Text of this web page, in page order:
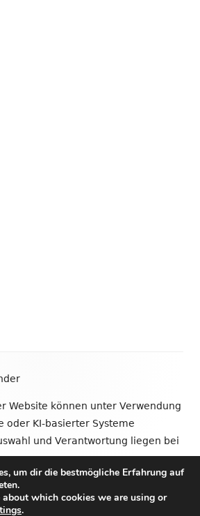
Website können unter Verwendung
oder KI-basierter Systeme
und Verantwortung liegen bei
um dir die bestmögliche Erfahrung auf
which cookies we are using or
.